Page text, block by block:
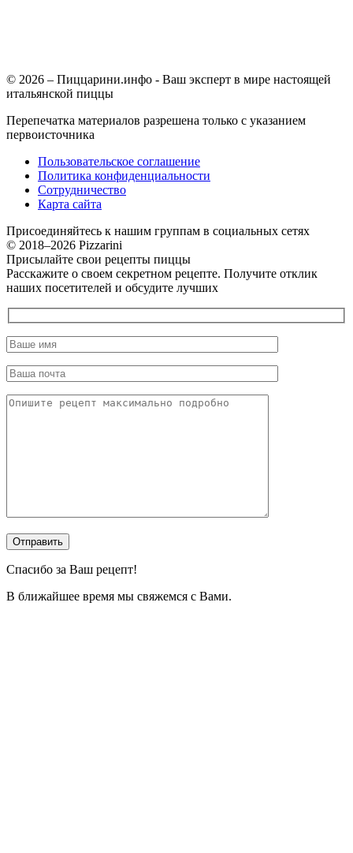
© 2026 – Пиццарини.инфо - Ваш эксперт в мире настоящей
итальянской пиццы
Перепечатка материалов разрешена только с указанием
первоисточника
Пользовательское соглашение
Политика конфиденциальности
Сотрудничество
Карта сайта
Присоединяйтесь к нашим группам в социальных сетях
© 2018–2026 Pizzarini
Присылайте свои рецепты пиццы
Расскажите о своем секретном рецепте. Получите отклик
наших посетителей и обсудите лучших
Спасибо за Ваш рецепт!
В ближайшее время мы свяжемся с Вами.